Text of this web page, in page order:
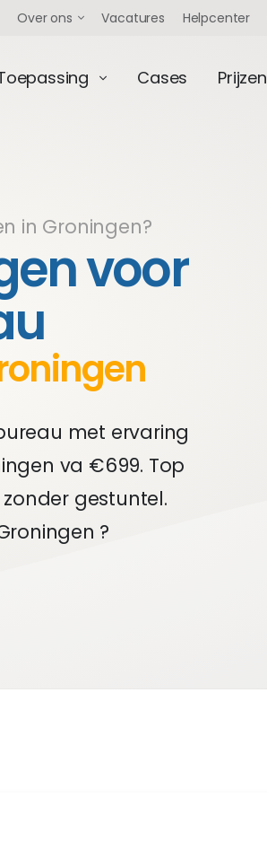
in Groningen?
voor
met ervaring
va €699. Top
gestuntel.
?
Over ons Vacatures Helpcenter
Cases Prijzen